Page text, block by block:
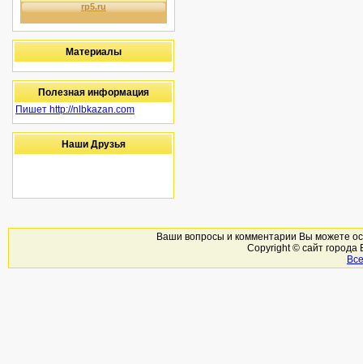
Материалы
Полезная информация
Пишет http://nlbkazan.com
Наши Друзья
Ваши вопросы и комментарии Вы можете
Copyright © сайт города
Все